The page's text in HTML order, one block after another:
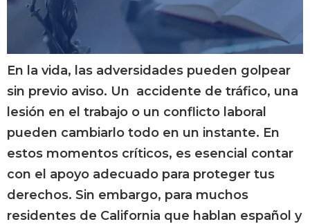
En la vida, las adversidades pueden golpear
sin previo aviso. Un accidente de tráfico, una
lesión en el trabajo o un conflicto laboral
pueden cambiarlo todo en un instante. En
estos momentos críticos, es esencial contar
con el apoyo adecuado para proteger tus
derechos. Sin embargo, para muchos
residentes de California que hablan español y